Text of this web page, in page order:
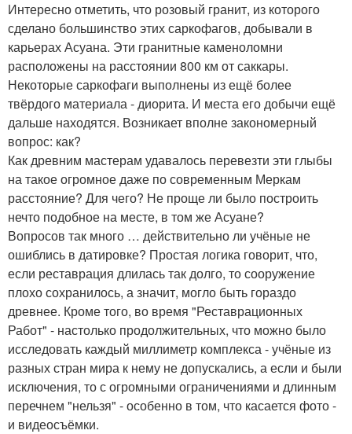
Интересно отметить, что розовый гранит, из которого
сделано большинство этих саркофагов, добывали в
карьерах Асуана. Эти гранитные каменоломни
расположены на расстоянии 800 км от саккары.
Некоторые саркофаги выполнены из ещё более
твёрдого материала - диорита. И места его добычи ещё
дальше находятся. Возникает вполне закономерный
вопрос: как?
Как древним мастерам удавалось перевезти эти глыбы
на такое огромное даже по современным Меркам
расстояние? Для чего? Не проще ли было построить
нечто подобное на месте, в том же Асуане?
Вопросов так много … действительно ли учёные не
ошиблись в датировке? Простая логика говорит, что,
если реставрация длилась так долго, то сооружение
плохо сохранилось, а значит, могло быть гораздо
древнее. Кроме того, во время "Реставрационных
Работ" - настолько продолжительных, что можно было
исследовать каждый миллиметр комплекса - учёные из
разных стран мира к нему не допускались, а если и были
исключения, то с огромными ограничениями и длинным
перечнем "нельзя" - особенно в том, что касается фото -
и видеосъёмки.